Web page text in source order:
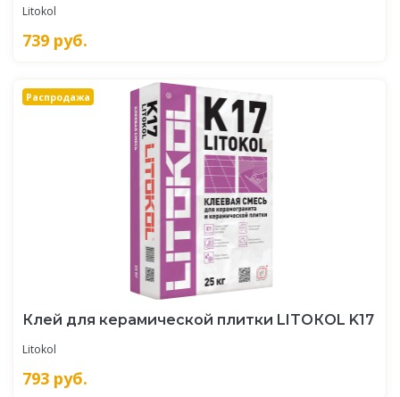
Litokol
739 руб.
Распродажа
Клей для керамической плитки LITOКOL K17
Litokol
793 руб.